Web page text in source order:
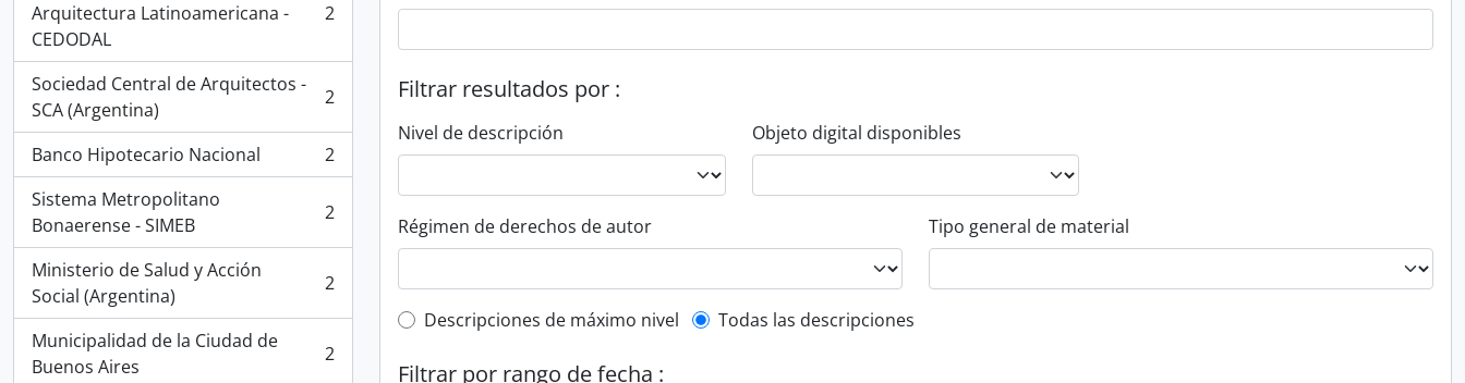
Arquitectura Latinoamericana -
CEDODAL
, 2 resultados 2
Sociedad Central de Arquitectos -
SCA (Argentina)
, 2 resultados 2
Banco Hipotecario Nacional
, 2 resultados
2
Sistema Metropolitano
Bonaerense - SIMEB
, 2 resultados 2
Ministerio de Salud y Acción
Social (Argentina)
, 2 resultados 2
Municipalidad de la Ciudad de
Buenos Aires
, 2 resultados 2
Filtrar resultados por :
Nivel de descripción Objeto digital disponibles
Régimen de derechos de autor Tipo general de material
Top-level description filter
Descripciones de máximo nivel Todas las descripciones
Filtrar por rango de fecha :